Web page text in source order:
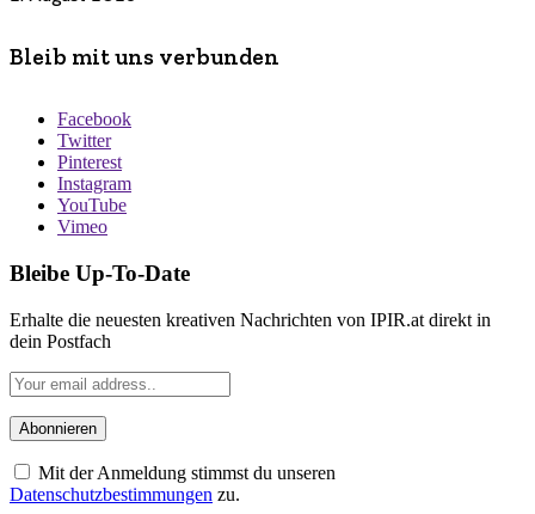
Bleib mit uns verbunden
Facebook
Twitter
Pinterest
Instagram
YouTube
Vimeo
Bleibe Up-To-Date
Erhalte die neuesten kreativen Nachrichten von IPIR.at direkt in
dein Postfach
Mit der Anmeldung stimmst du unseren
Datenschutzbestimmungen zu.